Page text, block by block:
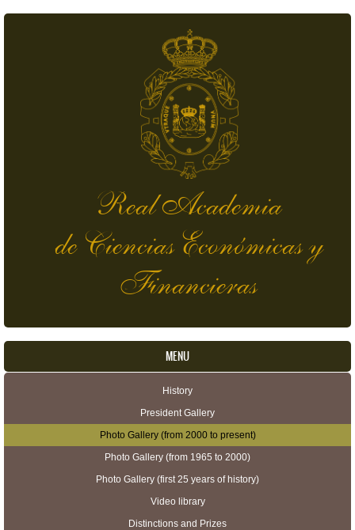
Real Academia
de Ciencias Económicas y
Financieras
MENU
History
President Gallery
Photo Gallery (from 2000 to present)
Photo Gallery (from 1965 to 2000)
Photo Gallery (first 25 years of history)
Video library
Distinctions and Prizes